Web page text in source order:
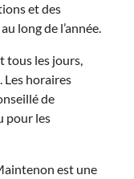
et des
long de l’année.
tous les jours,
Les horaires
de
pour les
est une